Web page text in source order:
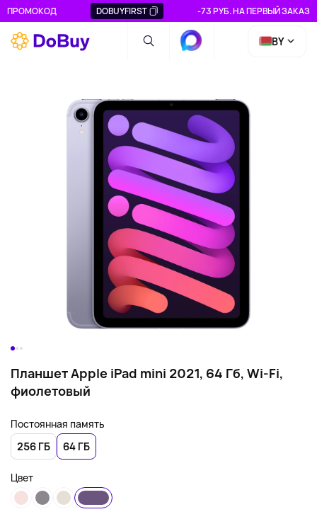
ПРОМОКОД DOBUYFIRST -73 РУБ. НА ПЕРВЫЙ ЗАКАЗ
BY
Планшет Apple iPad mini 2021, 64 Гб, Wi-Fi,
фиолетовый
Постоянная память
256 ГБ
64 ГБ
Цвет